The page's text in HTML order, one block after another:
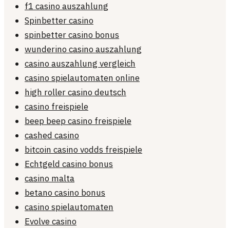
f1 casino auszahlung
Spinbetter casino
spinbetter casino bonus
wunderino casino auszahlung
casino auszahlung vergleich
casino spielautomaten online
high roller casino deutsch
casino freispiele
beep beep casino freispiele
cashed casino
bitcoin casino vodds freispiele
Echtgeld casino bonus
casino malta
betano casino bonus
casino spielautomaten
Evolve casino